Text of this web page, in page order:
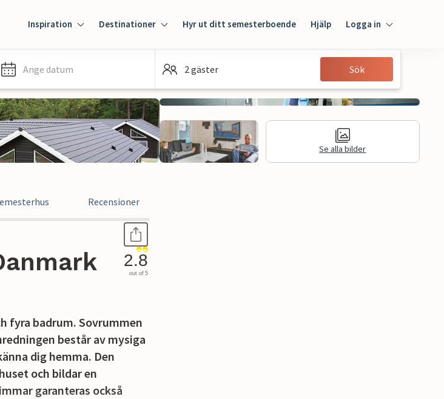
Inspiration Destinationer Hyr ut ditt semesterboende Hjälp Logga in
Gäst
Ange datum 2 gäster Sök
Se alla bilder
Recensioner
2.8
out of 5
fyra badrum. Sovrummen
består av mysiga
dig hemma. Den
och bildar en
garanteras också